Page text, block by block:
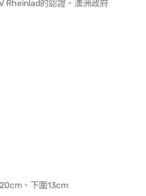
Rheinlad的認證、澳洲政府
、下圍13cm